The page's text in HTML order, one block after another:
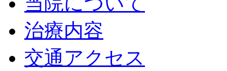
治療内容
交通アクセス